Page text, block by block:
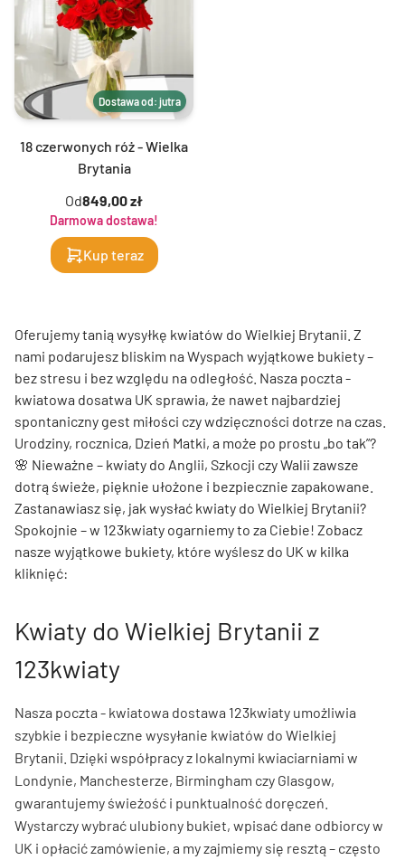
Dostawa od: jutra
18 czerwonych róż - Wielka
Brytania
Od849,00 zł
Darmowa dostawa!
Kup teraz
Oferujemy tanią wysyłkę kwiatów do Wielkiej Brytanii. Z
nami podarujesz bliskim na Wyspach wyjątkowe bukiety –
bez stresu i bez względu na odległość. Nasza poczta -
kwiatowa dosatwa UK sprawia, że nawet najbardziej
spontaniczny gest miłości czy wdzięczności dotrze na czas.
Urodziny, rocznica, Dzień Matki, a może po prostu „bo tak”?
🌸 Nieważne – kwiaty do Anglii, Szkocji czy Walii zawsze
dotrą świeże, pięknie ułożone i bezpiecznie zapakowane.
Zastanawiasz się, jak wysłać kwiaty do Wielkiej Brytanii?
Spokojnie – w 123kwiaty ogarniemy to za Ciebie! Zobacz
nasze wyjątkowe bukiety, które wyślesz do UK w kilka
kliknięć:
Kwiaty do Wielkiej Brytanii z
123kwiaty
Nasza poczta - kwiatowa dostawa 123kwiaty umożliwia
szybkie i bezpieczne wysyłanie kwiatów do Wielkiej
Brytanii. Dzięki współpracy z lokalnymi kwiaciarniami w
Londynie, Manchesterze, Birmingham czy Glasgow,
gwarantujemy świeżość i punktualność doręczeń.
Wystarczy wybrać ulubiony bukiet, wpisać dane odbiorcy w
UK i opłacić zamówienie, a my zajmiemy się resztą – często